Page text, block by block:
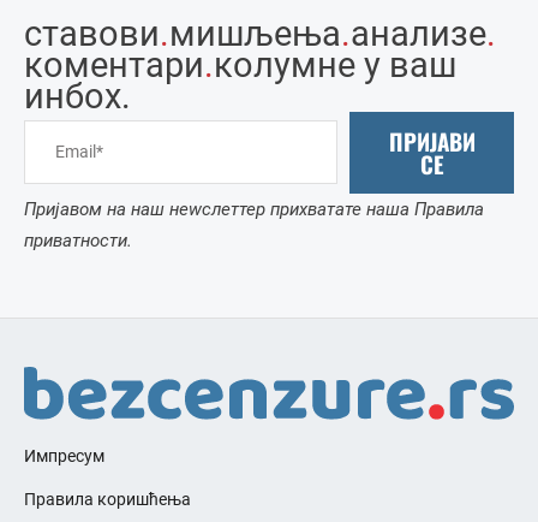
ставови.мишљења.анализе.
коментари.колумне у ваш
инбоx.
ПРИЈАВИ
СЕ
Пријавом на наш неwслеттер прихватате наша Правила
приватности.
Импресум
Правила коришћења